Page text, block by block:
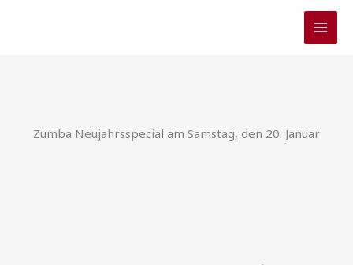
Zumba Neujahrsspecial am Samstag, den 20. Januar